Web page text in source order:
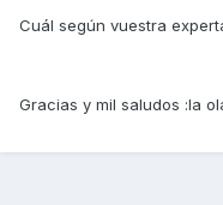
Cuál según vuestra
Gracias y mil saludos :la